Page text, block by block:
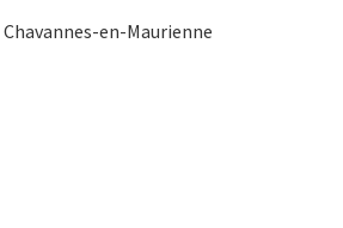
en-Maurienne